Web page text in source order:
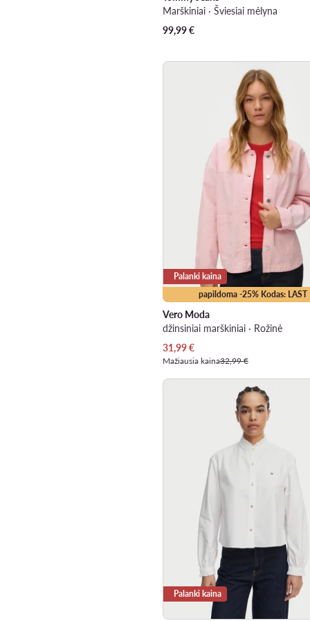
Marškiniai · Šviesiai mėlyna
99,99€
papildoma -25% Kodas: LAST
Palanki kaina
Vero Moda
džinsiniai marškiniai · Rožinė
Dabartinė kaina
31,99€
Mažiausia kaina32,99 €
Palanki kaina